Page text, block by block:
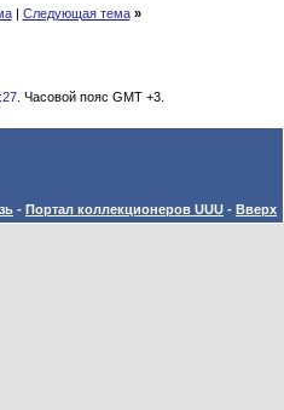
| Следующая тема »
. Часовой пояс GMT +3.
- Портал коллекционеров UUU - Вверх